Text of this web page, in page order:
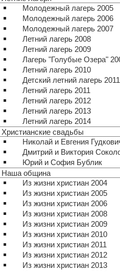
Молодежный лагерь 2005
Молодежный лагерь 2006
Молодежный лагерь 2007
Летний лагерь 2008
Летний лагерь 2009
Лагерь "Голубые Озера"
Летний лагерь 2010
Детский летний лагерь 2011
Летний лагерь 2011
Летний лагерь 2012
Летний лагерь 2013
Летний лагерь 2014
Христианские свадьбы
Николай и Евгения
Дмитрий и Виктория
Юрий и София Бублик
Наша община
Из жизни христиан 2004
Из жизни христиан 2005
Из жизни христиан 2006
Из жизни христиан 2008
Из жизни христиан 2009
Из жизни христиан 2010
Из жизни христиан 2011
Из жизни христиан 2012
Из жизни христиан 2013